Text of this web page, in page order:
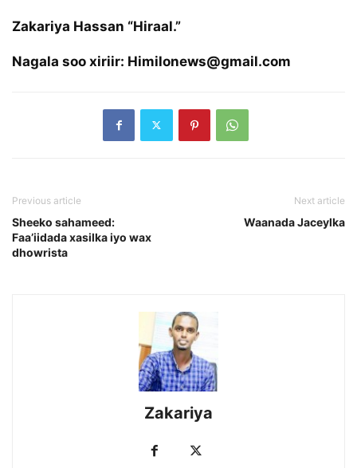
Zakariya Hassan “Hiraal.”
Nagala soo xiriir: Himilonews@gmail.com
Previous article
Sheeko sahameed:
Faa’iidada xasilka iyo wax
dhowrista
Next article
Waanada Jaceylka
Zakariya